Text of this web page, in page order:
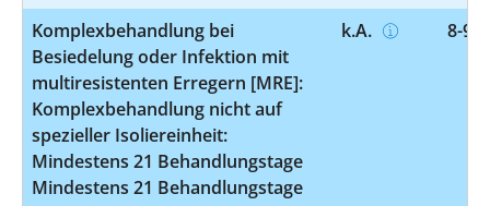
Komplexbehandlung bei
Besiedelung oder Infektion mit
multiresistenten Erregern [MRE]:
Komplexbehandlung nicht auf
spezieller Isoliereinheit:
Mindestens 21 Behandlungstage
Mindestens 21 Behandlungstage
k.A. 8-